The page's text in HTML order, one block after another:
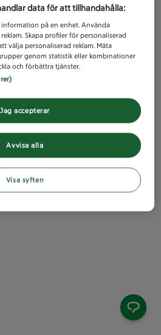
data för att tillhandahålla:
på en enhet. Använda
Skapa profiler för personaliserad
välja personaliserad reklam. Mäta
genom statistik eller kombinationer
och förbättra tjänster.
Avvisa alla
Jag accepterar
Visa syften